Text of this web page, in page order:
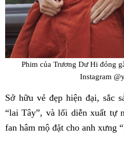
Phim của Trương Dư Hi đóng
Instagram
Sở hữu vẻ đẹp hiện đại, sắc
“lai Tây”, và lối diễn xuất tự
fan hâm mộ đặt cho anh xưng